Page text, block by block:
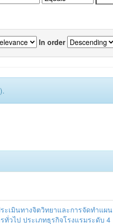
In order
เมินทางจิตวิทยาและการจัดทำแผน
วไป ประเภทธุรกิจโรงแรมระดับ 4